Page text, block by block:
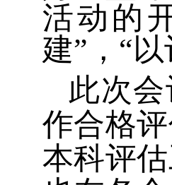
活动的
建”，“以
此次
作合格
本科评